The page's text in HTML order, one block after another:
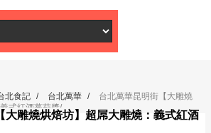
北食記 / 台北萬華 /
台北萬華昆明街【大雕燒
式紅酒蕃茄醬/
大雕燒烘焙坊】超屌大雕燒：義式紅酒